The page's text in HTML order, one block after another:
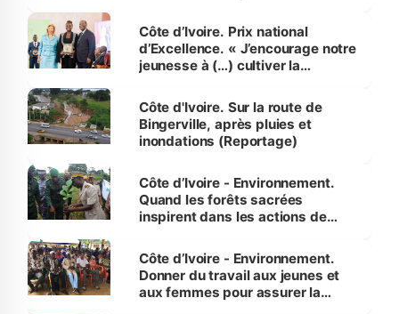
Côte d’Ivoire. Prix national
d’Excellence. « J’encourage notre
jeunesse à (…) cultiver la
(Alassane Ouattara
Côte d'Ivoire. Sur la route de
Bingerville, après pluies et
inondations (Reportage)
Côte d’Ivoire - Environnement.
Quand les forêts sacrées
inspirent dans les actions de
Côte d’Ivoire - Environnement.
Donner du travail aux jeunes et
aux femmes pour assurer la